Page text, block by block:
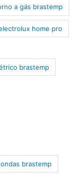
a gás brastemp
home pro
brastemp
brastemp